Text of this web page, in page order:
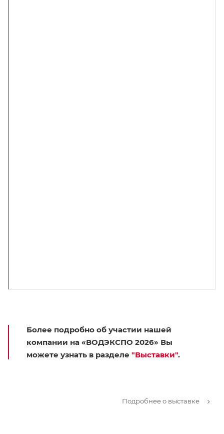
Более подробно об участии нашей
компании на «ВОДЭКСПО 2026» Вы
можете узнать в разделе "Выставки".
Подробнее о выставке